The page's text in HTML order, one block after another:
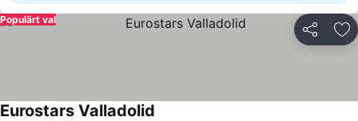
Dela
Populärt val
Eurostars Valladolid